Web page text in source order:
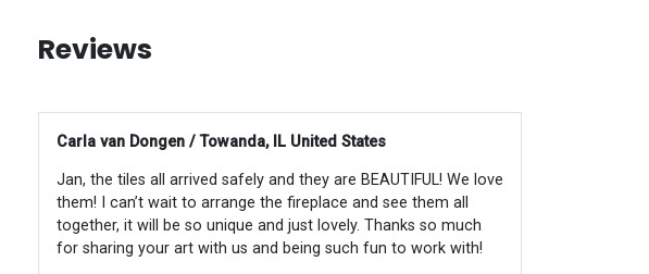
Reviews
Carla van Dongen / Towanda, IL United States
Jan, the tiles all arrived safely and they are BEAUTIFUL! We love
them! I can’t wait to arrange the fireplace and see them all
together, it will be so unique and just lovely. Thanks so much
for sharing your art with us and being such fun to work with!